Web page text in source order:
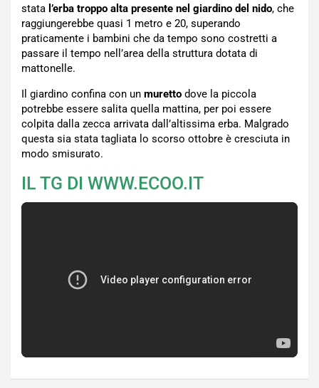
stata l’erba troppo alta presente nel giardino del nido, che
raggiungerebbe quasi 1 metro e 20, superando
praticamente i bambini che da tempo sono costretti a
passare il tempo nell’area della struttura dotata di
mattonelle.
Il giardino confina con un muretto dove la piccola
potrebbe essere salita quella mattina, per poi essere
colpita dalla zecca arrivata dall’altissima erba. Malgrado
questa sia stata tagliata lo scorso ottobre è cresciuta in
modo smisurato.
IL TG DI WWW.ECOO.IT